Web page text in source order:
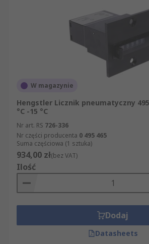
W magazynie
Hengstler Licznik pneumatyczny
°C -15 °C
Nr art. RS 726-336
Nr części producenta 0 495 465
Suma częściowa (1 sztuka)
934,00 zł(bez VAT)
Ilość
Dodaj
Datasheets